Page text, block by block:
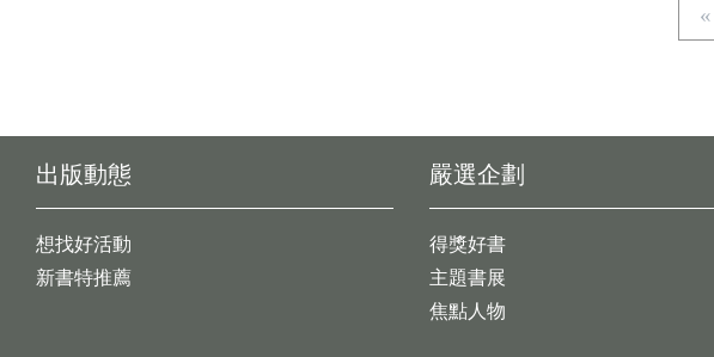
出版動態
想找好活動
新書特推薦
嚴選企劃
得獎好書
主題書展
焦點人物